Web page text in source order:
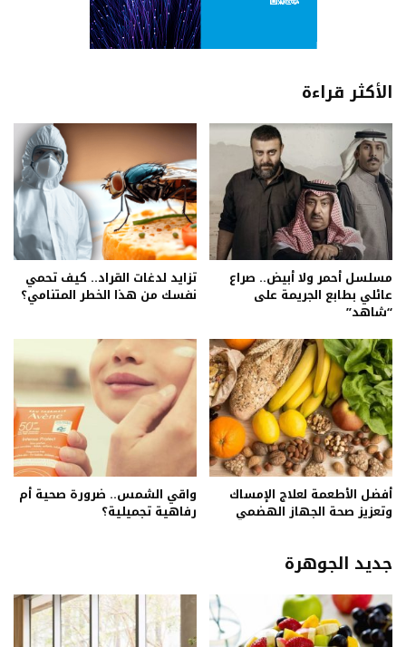
الأكثر قراءة
مسلسل أحمر ولا أبيض.. صراع
عائلي بطابع الجريمة على
“شاهد”
تزايد لدغات القراد.. كيف تحمي
نفسك من هذا الخطر المتنامي؟
أفضل الأطعمة لعلاج الإمساك
وتعزيز صحة الجهاز الهضمي
واقي الشمس.. ضرورة صحية أم
رفاهية تجميلية؟
جديد الجوهرة